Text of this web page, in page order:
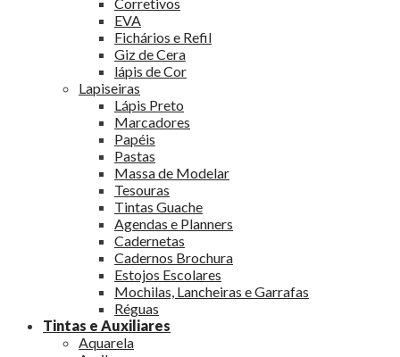
EVA
Fichários e Refil
Giz de Cera
lápis de Cor
Lapiseiras
Lápis Preto
Marcadores
Papéis
Pastas
Massa de Modelar
Tesouras
Tintas Guache
Agendas e Planners
Cadernetas
Cadernos Brochura
Estojos Escolares
Mochilas, Lancheiras e Garrafas
Réguas
Tintas e Auxiliares
Aquarela